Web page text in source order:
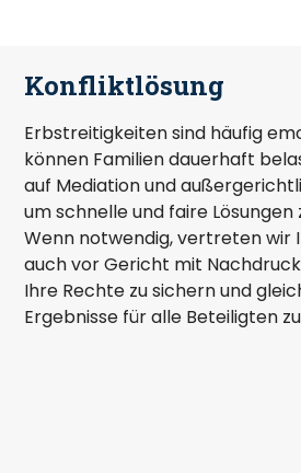
Konfliktlösung
Erbstreitigkeiten sind häufig
können Familien dauerhaft
auf Mediation und
um schnelle und faire Lösungen
Wenn notwendig, vertreten wir
auch vor Gericht mit
Ihre Rechte zu sichern und
Ergebnisse für alle Beteiligten